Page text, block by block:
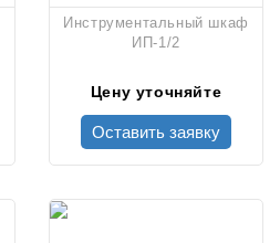
Инструментальный шкаф
ИП-1/2
Цену уточняйте
Оставить заявку